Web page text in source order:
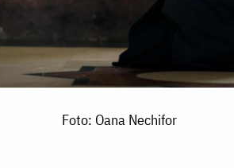
Foto: Oana Nechifor